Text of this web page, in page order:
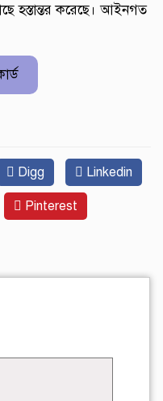
হস্তান্তর করেছে। আইনগত
Digg Linkedin
Pinterest